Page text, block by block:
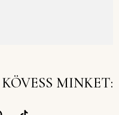
KÖVESS MINKET: